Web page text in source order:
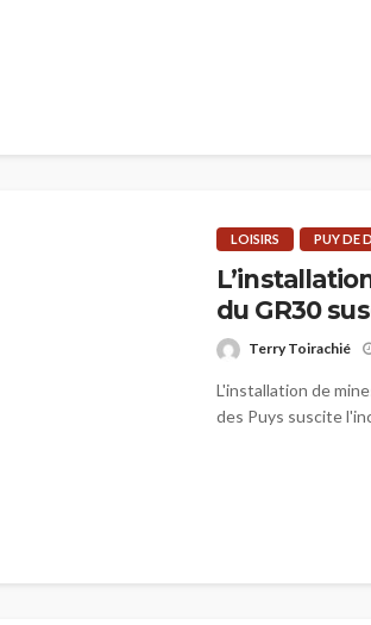
LOISIRS PUY DE
du GR30
Terry Toirachié
L'installation de
des Puys suscite